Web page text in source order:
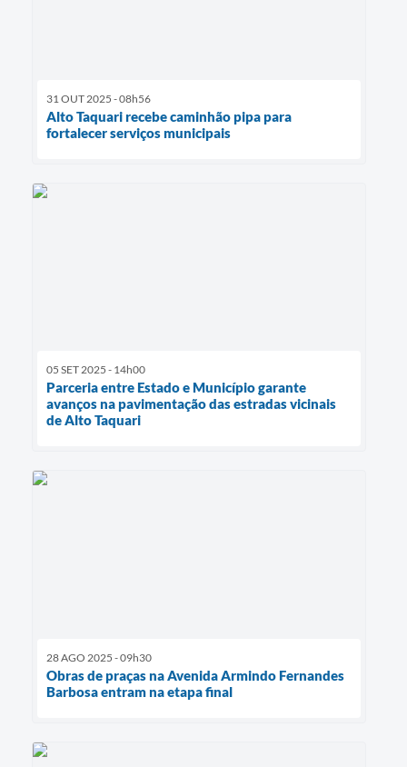
31 OUT 2025 - 08h56
Alto Taquari recebe caminhão pipa para
fortalecer serviços municipais
05 SET 2025 - 14h00
Parceria entre Estado e Município garante
avanços na pavimentação das estradas vicinais
de Alto Taquari
28 AGO 2025 - 09h30
Obras de praças na Avenida Armindo Fernandes
Barbosa entram na etapa final